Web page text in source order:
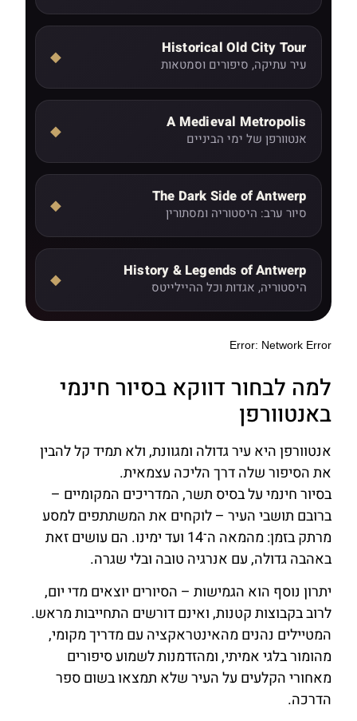
Historical Old City Tour
עיר עתיקה, סיפורים וסמטאות ◆
A Medieval Metropolis
אנטוורפן של ימי הביניים ◆
The Dark Side of Antwerp
סיור ערב: היסטוריה ומסתורין ◆
History & Legends of Antwerp
היסטוריה, אגדות וכל ההיילייטס ◆
למה לבחור דווקא בסיור חינמי
באנטוורפן
אנטוורפן היא עיר גדולה ומגוונת, ולא תמיד קל להבין
את הסיפור שלה דרך הליכה עצמאית.
בסיור חינמי על בסיס תשר, המדריכים המקומיים –
ברובם תושבי העיר – לוקחים את המשתתפים למסע
מרתק בזמן: מהמאה ה־14 ועד ימינו. הם עושים זאת
באהבה גדולה, עם אנרגיה טובה ובלי שגרה.
יתרון נוסף הוא הגמישות – הסיורים יוצאים מדי יום,
לרוב בקבוצות קטנות, ואינם דורשים התחייבות מראש.
המטיילים נהנים מהאינטראקציה עם מדריך מקומי,
מהומור בלגי אמיתי, ומהזדמנות לשמוע סיפורים
מאחורי הקלעים על העיר שלא תמצאו בשום ספר
הדרכה.